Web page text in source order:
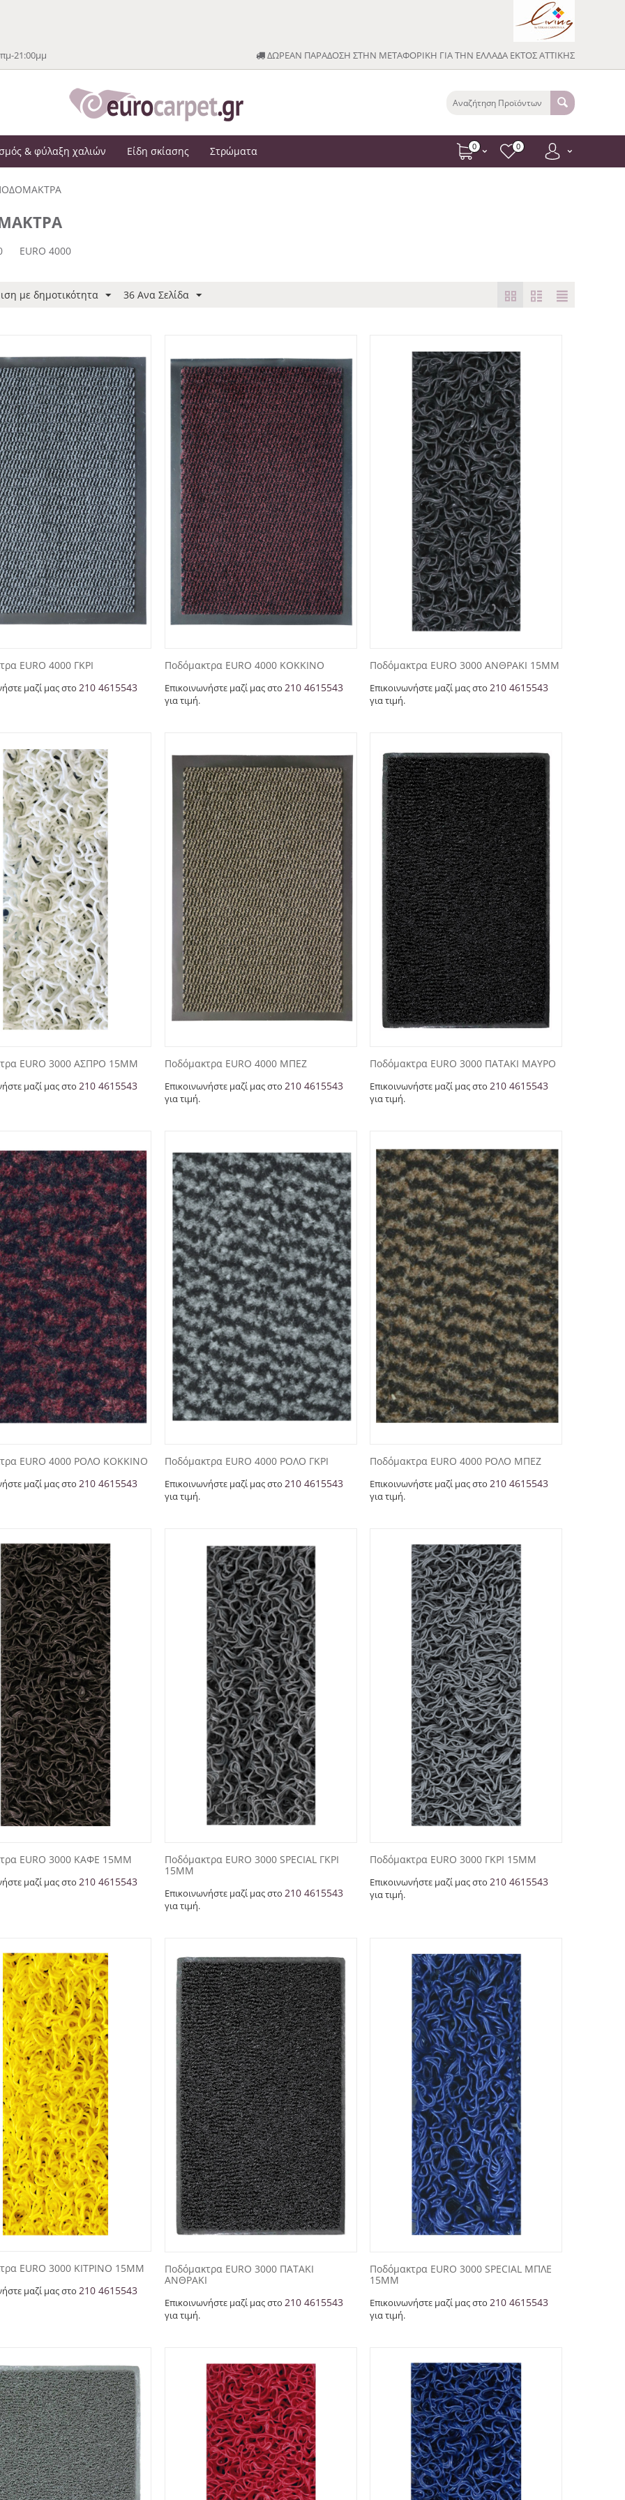
21:00μμ ΔΩΡΕΑΝ ΠΑΡΑΔΟΣΗ ΣΤΗΝ ΜΕΤΑΦΟΡΙΚΗ ΓΙΑ ΤΗΝ ΕΛΛΑΔΑ ΕΚΤΟΣ ΑΤΤΙΚΗΣ
& φύλαξη χαλιών Είδη σκίασης Στρώματα 0
0
EURO 4000
με δημοτικότητα 36 Ανα Σελίδα
EURO 4000 ΓΚΡΙ
μαζί μας στο210 4615543
Ποδόμακτρα EURO 4000 ΚΟΚΚΙΝΟ
Επικοινωνήστε μαζί μας στο 210 4615543
για τιμή.
Ποδόμακτρα EURO 3000 ΑΝΘΡΑΚΙ 15ΜΜ
Επικοινωνήστε μαζί μας στο210 4615543
για τιμή.
EURO 3000 ΑΣΠΡΟ 15MM
μαζί μας στο210 4615543
Ποδόμακτρα EURO 4000 ΜΠΕΖ
Επικοινωνήστε μαζί μας στο 210 4615543
για τιμή.
Ποδόμακτρα EURO 3000 ΠΑΤΑΚΙ ΜΑΥΡΟ
Επικοινωνήστε μαζί μας στο210 4615543
για τιμή.
EURO 4000 ΡΟΛΟ KOKKINO
μαζί μας στο210 4615543
Ποδόμακτρα EURO 4000 ΡΟΛΟ ΓΚΡΙ
Επικοινωνήστε μαζί μας στο 210 4615543
για τιμή.
Ποδόμακτρα EURO 4000 ΡΟΛΟ ΜΠΕΖ
Επικοινωνήστε μαζί μας στο210 4615543
για τιμή.
EURO 3000 ΚΑΦΕ 15ΜΜ
μαζί μας στο210 4615543
Ποδόμακτρα EURO 3000 SPECIAL ΓΚΡΙ
15ΜΜ
Επικοινωνήστε μαζί μας στο 210 4615543
για τιμή.
Ποδόμακτρα EURO 3000 ΓΚΡΙ 15ΜΜ
Επικοινωνήστε μαζί μας στο210 4615543
για τιμή.
EURO 3000 ΚΙΤΡΙΝΟ 15MM
μαζί μας στο210 4615543
Ποδόμακτρα EURO 3000 ΠΑΤΑΚΙ
ΑΝΘΡΑΚΙ
Επικοινωνήστε μαζί μας στο 210 4615543
για τιμή.
Ποδόμακτρα EURO 3000 SPECIAL ΜΠΛΕ
15ΜΜ
Επικοινωνήστε μαζί μας στο 210 4615543
για τιμή.